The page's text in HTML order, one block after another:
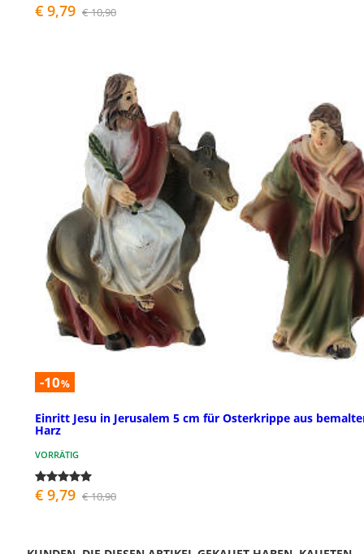
€ 9,79 € 10,90
-10%
Einritt Jesu in Jerusalem 5 cm für Osterkrippe aus
Harz
VORRÄTIG
€ 9,79 € 10,90